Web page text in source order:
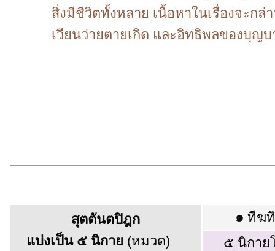
สิ่งมีชีวิตทั้งหลาย เนื้อหาในเรื่องจะกล่
เวียนว่ายตายเกิด และอิทธิพลของบุญบ
สุตตันตปิฎก
แบ่งเป็น ๕ นิกาย (หมวด)
๑ ทีฆ
๕ นิกาย